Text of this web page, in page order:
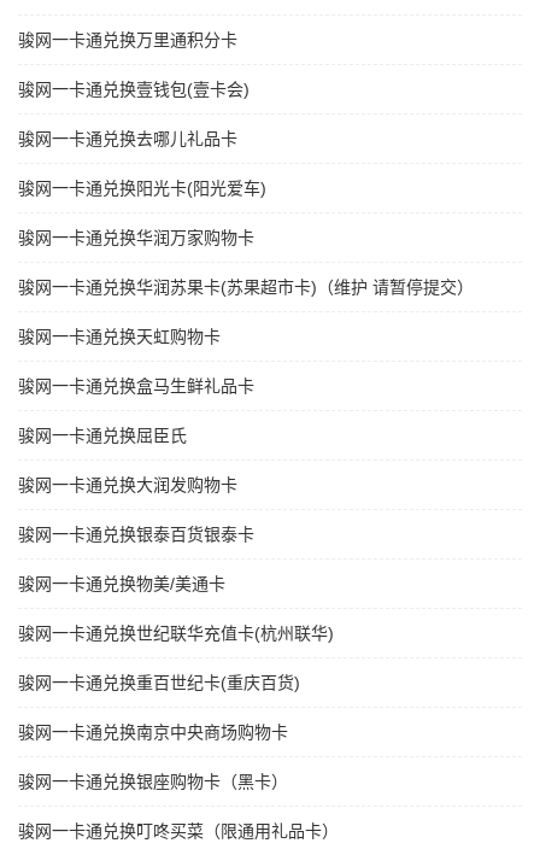
骏网一卡通兑换万里通积分卡
骏网一卡通兑换壹钱包(壹卡会)
骏网一卡通兑换去哪儿礼品卡
骏网一卡通兑换阳光卡(阳光爱车)
骏网一卡通兑换华润万家购物卡
骏网一卡通兑换华润苏果卡(苏果超市卡)（维护 请暂停提交）
骏网一卡通兑换天虹购物卡
骏网一卡通兑换盒马生鲜礼品卡
骏网一卡通兑换屈臣氏
骏网一卡通兑换大润发购物卡
骏网一卡通兑换银泰百货银泰卡
骏网一卡通兑换物美/美通卡
骏网一卡通兑换世纪联华充值卡(杭州联华)
骏网一卡通兑换重百世纪卡(重庆百货)
骏网一卡通兑换南京中央商场购物卡
骏网一卡通兑换银座购物卡（黑卡）
骏网一卡通兑换叮咚买菜（限通用礼品卡）